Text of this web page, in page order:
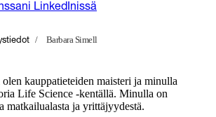
LinkedInissä
/ Barbara Simell
kauppatieteiden maisteri ja minulla
Life Science -kentällä. Minulla on
matkailualasta ja yrittäjyydestä.